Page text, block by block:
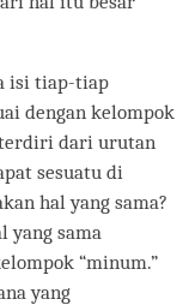
isi tiap-tiap
dengan kelompok
terdiri dari urutan
sesuatu di
hal yang sama?
yang sama
“minum.”
yang